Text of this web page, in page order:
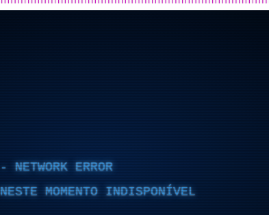
ERROR
MOMENTO INDISPONÍVEL